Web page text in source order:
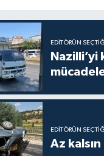
EDITÖRÜN SEÇTIĞI
EDITÖRÜN SEÇTIĞI
Az